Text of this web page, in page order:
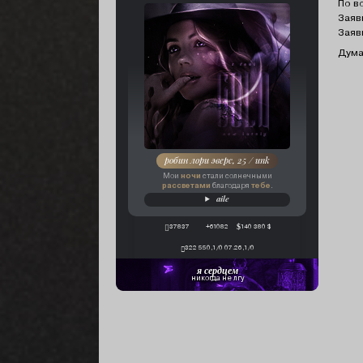
робин лори эверс, 25 / unk
Мои ночи стали солнечными
рассветами благодаря тебе
aile
37837 +61082 140 380 $
322 550,1/0 07.26,1/0
я сердцем
никогда не лгу
По